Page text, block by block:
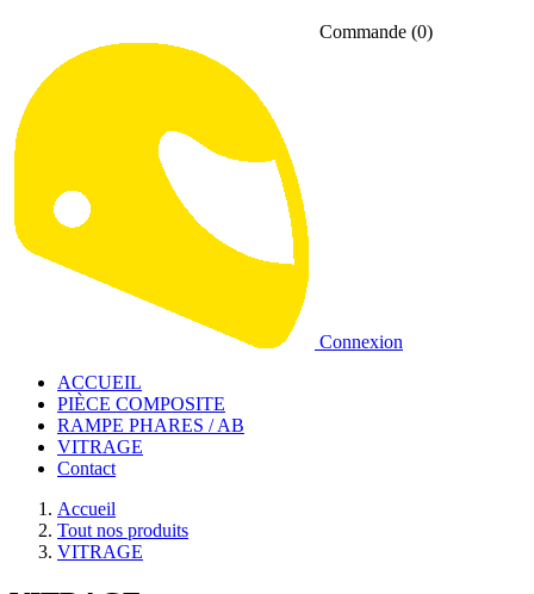
Commande (0)
Connexion
ACCUEIL
PIÈCE COMPOSITE
RAMPE PHARES / AB
VITRAGE
Contact
Accueil
Tout nos produits
VITRAGE